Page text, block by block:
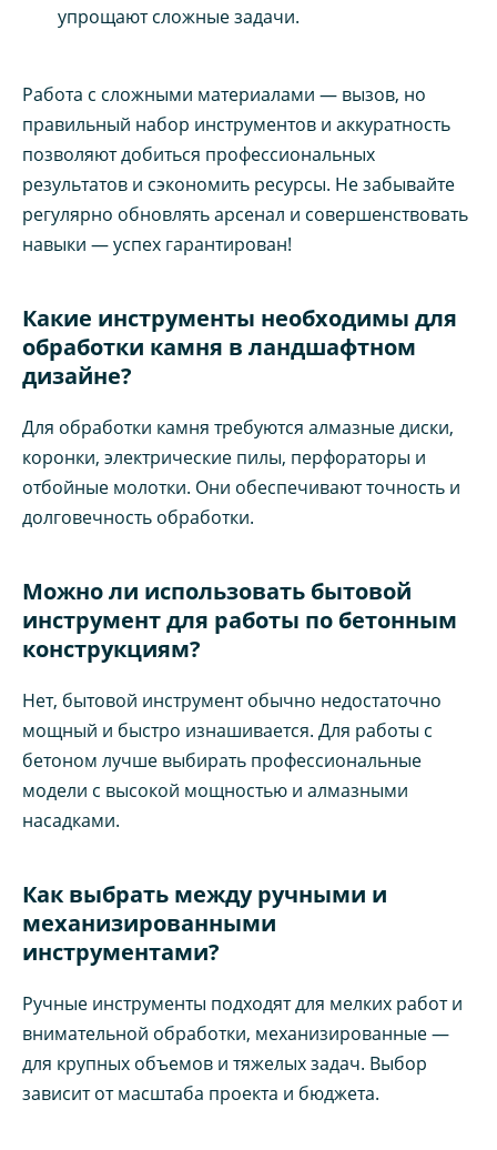
упрощают сложные задачи.
Работа с сложными материалами — вызов, но
правильный набор инструментов и аккуратность
позволяют добиться профессиональных
результатов и сэкономить ресурсы. Не забывайте
регулярно обновлять арсенал и совершенствовать
навыки — успех гарантирован!
Какие инструменты необходимы для
обработки камня в ландшафтном
дизайне?
Для обработки камня требуются алмазные диски,
коронки, электрические пилы, перфораторы и
отбойные молотки. Они обеспечивают точность и
долговечность обработки.
Можно ли использовать бытовой
инструмент для работы по бетонным
конструкциям?
Нет, бытовой инструмент обычно недостаточно
мощный и быстро изнашивается. Для работы с
бетоном лучше выбирать профессиональные
модели с высокой мощностью и алмазными
насадками.
Как выбрать между ручными и
механизированными
инструментами?
Ручные инструменты подходят для мелких работ и
внимательной обработки, механизированные —
для крупных объемов и тяжелых задач. Выбор
зависит от масштаба проекта и бюджета.